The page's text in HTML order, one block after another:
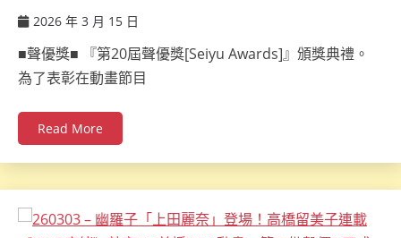
2026 年 3 月 15 日
■聲優獎■ 『第20屆聲優獎[Seiyu Awards]』頒獎典禮。
為了表彰在動畫節目
Read More